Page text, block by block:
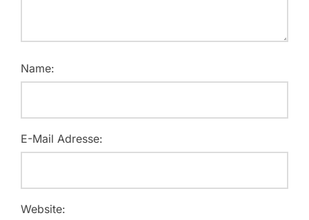
Name:
E-Mail Adresse:
Website: